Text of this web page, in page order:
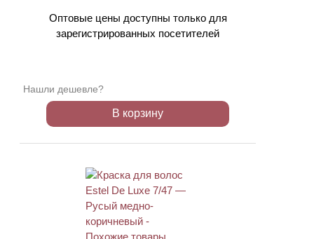
Оптовые цены доступны только для
зарегистрированных посетителей
Нашли дешевле?
В корзину